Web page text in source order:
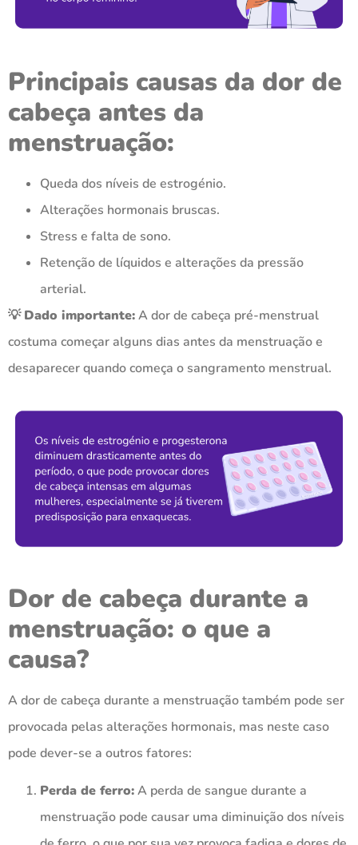
Principais causas da dor de
cabeça antes da
menstruação:
Queda dos níveis de estrogénio.
Alterações hormonais bruscas.
Stress e falta de sono.
Retenção de líquidos e alterações da pressão
arterial.
💡Dado importante:A dor de cabeça pré-menstrual
costuma começar alguns dias antes da menstruação e
desaparecer quando começa o sangramento menstrual.
Dor de cabeça durante a
menstruação: o que a
causa?
A dor de cabeça durante a menstruação também pode ser
provocada pelas alterações hormonais, mas neste caso
pode dever-se a outros fatores:
Perda de ferro:A perda de sangue durante a
menstruação pode causar uma diminuição dos níveis